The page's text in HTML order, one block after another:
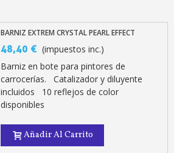
BARNIZ EXTREM CRYSTAL PEARL EFFECT
48,40 € (impuestos inc.)
Barniz en bote para pintores de
carrocerías. Catalizador y diluyente
incluidos 10 reflejos de color
disponibles
Añadir Al Carrito